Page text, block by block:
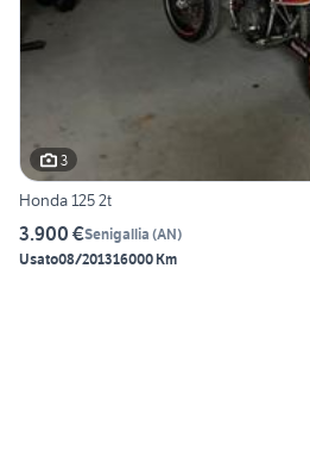
3
Honda 125 2t
3.900 €Senigallia (AN)
Usato08/201316000 Km